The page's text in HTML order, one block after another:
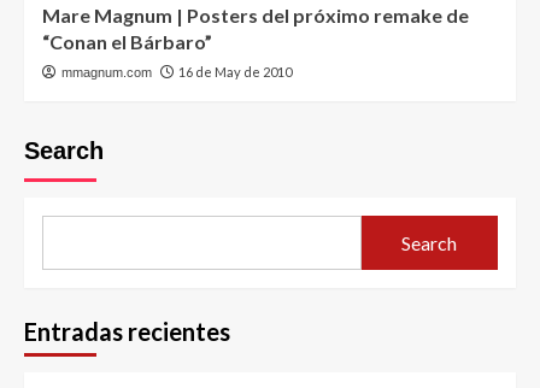
Mare Magnum | Posters del próximo remake de
“Conan el Bárbaro”
mmagnum.com 16 de May de 2010
Search
Search
Entradas recientes